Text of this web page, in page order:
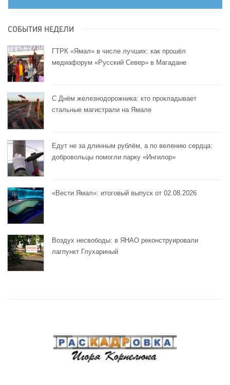
СОБЫТИЯ НЕДЕЛИ
ГТРК «Ямал» в числе лучших: как прошёл
медиафорум «Русский Север» в Магадане
С Днём железнодорожника: кто прокладывает
стальные магистрали на Ямале
Едут не за длинным рублём, а по велению сердца:
добровольцы помогли парку «Ингилор»
«Вести Ямал»: итоговый выпуск от 02.08.2026
Воздух несвободы: в ЯНАО реконструировали
лагпункт Глухариный